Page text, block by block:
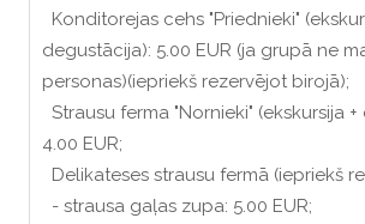
Konditorejas cehs "Priednieki"
degustācija): 5.00 EUR (ja grupā ne
personas)(iepriekš rezervējot birojā);
Strausu ferma "Nornieki" (ekskursija
4.00 EUR;
Delikateses strausu fermā (iepriekš
- strausa gaļas zupa: 5.00 EUR;